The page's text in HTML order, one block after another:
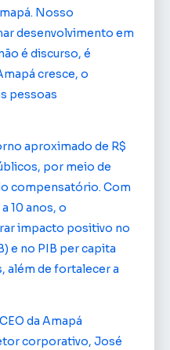
Nosso
desenvolvimento em
é discurso, é
cresce, o
pessoas
aproximado de R$
por meio de
compensatório. Com
10 anos, o
impacto positivo no
e no PIB per capita
além de fortalecer a
da Amapá
corporativo, José